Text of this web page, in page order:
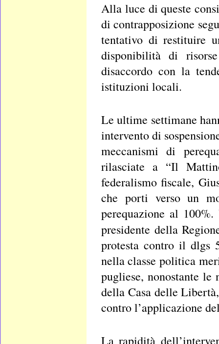
Alla luce di queste
di contrapposizione
tentativo di restituire
disponibilità di
disaccordo con la
istituzioni locali.
Le ultime settimane
intervento di
meccanismi di
rilasciate a “Il
federalismo fiscale,
che porti verso un
perequazione al
presidente della
protesta contro il dlgs
nella classe politica
pugliese, nonostante
della Casa delle
contro l’applicazione
La rapidità